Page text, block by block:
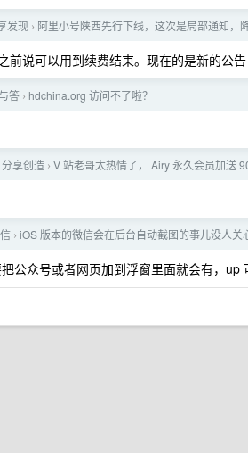
发现 › 阿里小号陕西先行下线，这次是局部通知，
前说可以用到续费结束。现在的是新的公告
答 › hdchina.org 访问不了啦？
分享创造 › V 站老哥太热情了， Airy 永久会员加送
› iOS 版本的微信会在后台自动截图的事儿没人关
公众号或者网页加到浮窗里面就会有，up